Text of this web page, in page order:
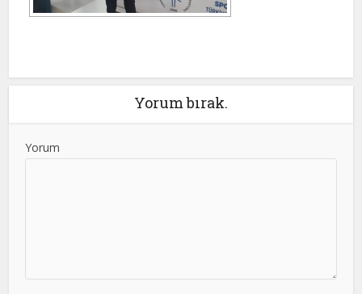
Yorum bırak.
Yorum